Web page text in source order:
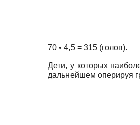
70 • 4,5 = 315 (голов).
Дети, у которых
дальнейшем оперируя